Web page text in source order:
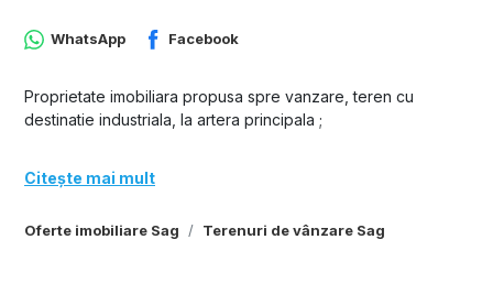
Oferte imobiliare Sag Terenuri de vânzare Sag
WhatsApp Facebook
Proprietate imobiliara propusa spre vanzare, teren cu
destinatie industriala, la artera principala ;
Citește mai mult